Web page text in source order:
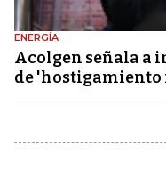
ENERGÍA
Acolgen señala a
de